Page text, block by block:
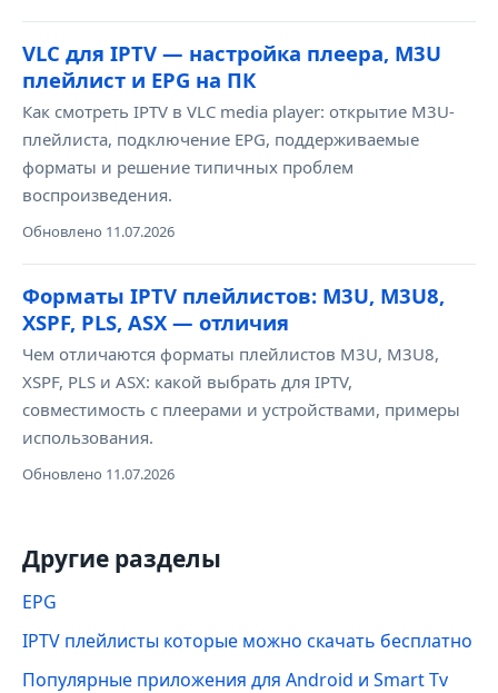
VLC для IPTV — настройка плеера, M3U
плейлист и EPG на ПК
Как смотреть IPTV в VLC media player: открытие M3U-
плейлиста, подключение EPG, поддерживаемые
форматы и решение типичных проблем
воспроизведения.
Обновлено 11.07.2026
Форматы IPTV плейлистов: M3U, M3U8,
XSPF, PLS, ASX — отличия
Чем отличаются форматы плейлистов M3U, M3U8,
XSPF, PLS и ASX: какой выбрать для IPTV,
совместимость с плеерами и устройствами, примеры
использования.
Обновлено 11.07.2026
Другие разделы
EPG
IPTV плейлисты которые можно скачать бесплатно
Популярные приложения для Android и Smart Tv